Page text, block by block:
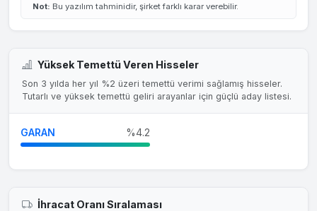
Not: Bu yazılım tahminidir, şirket farklı karar verebilir.
Yüksek Temettü Veren Hisseler
Son 3 yılda her yıl %2 üzeri temettü verimi sağlamış hisseler.
Tutarlı ve yüksek temettü geliri arayanlar için güçlü aday listesi.
GARAN %4.2
İhracat Oranı Sıralaması